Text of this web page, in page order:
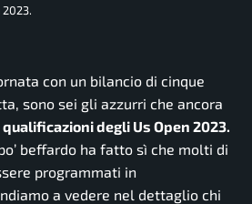
con un bilancio di cinque
sono sei gli azzurri che ancora
qualificazioni degli Us Open 2023.
beffardo ha fatto sì che molti di
programmati in
a vedere nel dettaglio chi